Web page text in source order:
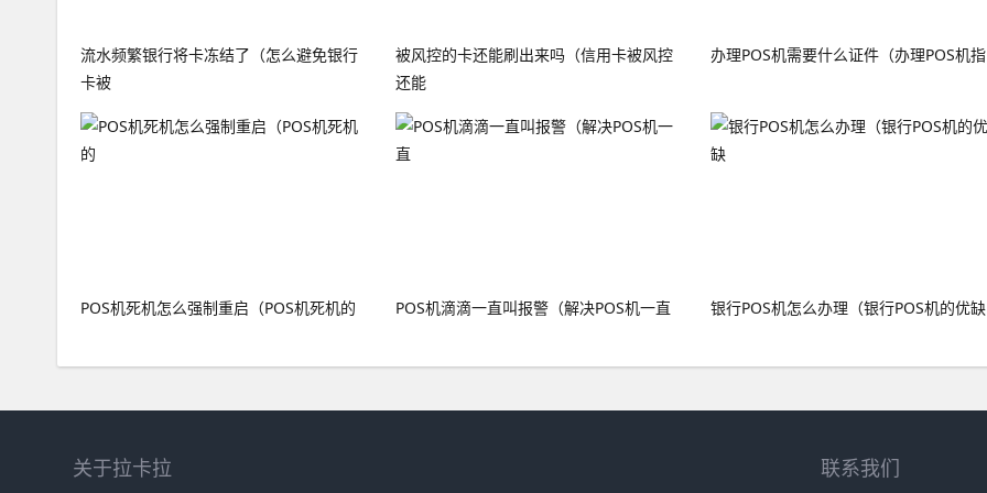
流水频繁银行将卡冻结了（怎么避免银行
卡被
被风控的卡还能刷出来吗（信用卡被风控
还能
办理POS机需要什么证件（办理POS机指
POS机死机怎么强制重启（POS机死机的 POS机滴滴一直叫报警（解决POS机一直 银行POS机怎么办理（银行POS机的优缺
关于拉卡拉 联系我们